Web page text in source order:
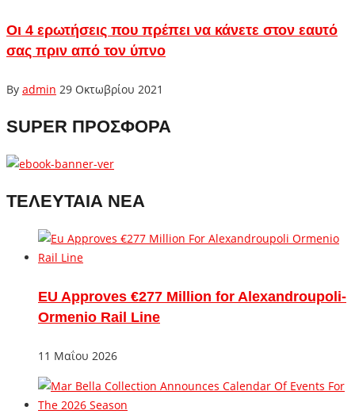
Οι 4 ερωτήσεις που πρέπει να κάνετε στον εαυτό
σας πριν από τον ύπνο
By admin 29 Οκτωβρίου 2021
SUPER ΠΡΟΣΦΟΡΑ
ΤΕΛΕΥΤΑΙΑ ΝΕΑ
EU Approves €277 Million for Alexandroupoli-
Ormenio Rail Line
11 Μαΐου 2026